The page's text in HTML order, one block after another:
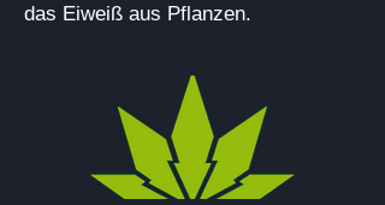
das Eiweiß aus Pflanzen.